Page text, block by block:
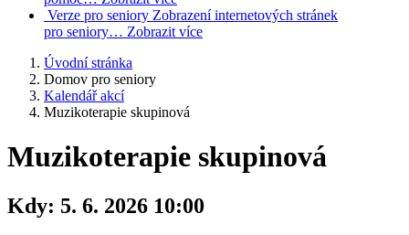
Verze pro seniory Zobrazení internetových stránek
pro seniory… Zobrazit více
Úvodní stránka
Domov pro seniory
Kalendář akcí
Muzikoterapie skupinová
Muzikoterapie skupinová
Kdy: 5. 6. 2026 10:00